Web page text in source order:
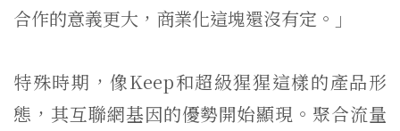
合作的意義更大，商業化這塊還沒有定。」
特殊時期，像Keep和超級猩猩這樣的產品形
態，其互聯網基因的優勢開始顯現。聚合流量